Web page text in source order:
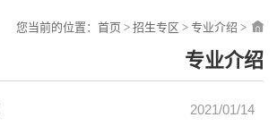
您当前的位置： 首页 > 招生专区 > 专业介绍 >
专业介绍
2021/01/14